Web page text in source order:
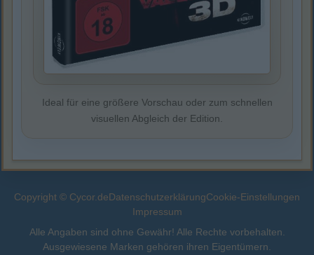
Ideal für eine größere Vorschau oder zum schnellen
visuellen Abgleich der Edition.
Copyright © Cycor.deDatenschutzerklärungCookie-Einstellungen
Impressum
Alle Angaben sind ohne Gewähr! Alle Rechte vorbehalten.
Ausgewiesene Marken gehören ihren Eigentümern.